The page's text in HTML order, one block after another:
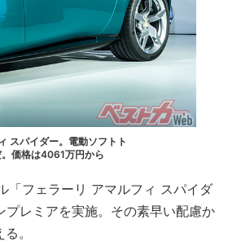
スパイダー。電動ソフトト
価格は4061万円から
フェラーリ アマルフィ スパイダ
レミアを実施。その素早い配慮か
。